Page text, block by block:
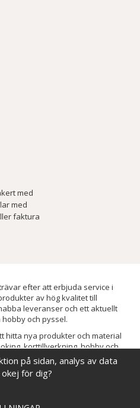
med
med
faktura
efter att erbjuda service i
av hög kvalitet till
leveranser och ett aktuellt
och pyssel.
hitta nya produkter och material
korttillverkning, hobby och
och löpande förbättra och
kan hitta det du behöver hos oss.
på sidan, analys av data
för dig?